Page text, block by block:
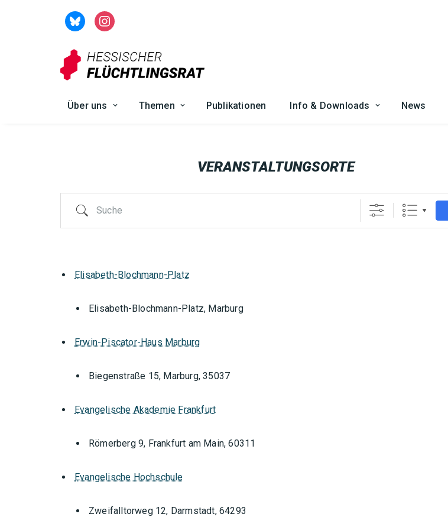
Über uns Themen Publikationen Info & Downloads News
VERANSTALTUNGSORTE
Elisabeth-Blochmann-Platz
Elisabeth-Blochmann-Platz, Marburg
Erwin-Piscator-Haus Marburg
Biegenstraße 15, Marburg, 35037
Evangelische Akademie Frankfurt
Römerberg 9, Frankfurt am Main, 60311
Evangelische Hochschule
Zweifalltorweg 12, Darmstadt, 64293